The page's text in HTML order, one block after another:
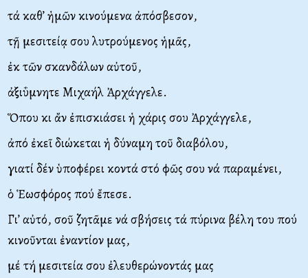
τά καθ’ ἡμῶν κινούμενα ἀπόσβεσον,
τῇ μεσιτείᾳ σου λυτρούμενος ἡμᾶς,
ἐκ τῶν σκανδάλων αὐτοῦ,
ἀξιΰμνητε Μιχαήλ Ἀρχάγγελε.
Ὅπου κι ἄν ἐπισκιάσει ἡ χάρις σου Ἀρχάγγελε,
ἀπό ἐκεῖ διώκεται ἡ δύναμη τοῦ διαβόλου,
γιατί δέν ὑποφέρει κοντά στό φῶς σου νά παραμένει,
ὁ Ἑωσφόρος πού ἔπεσε.
Γι’ αὐτό, σοῦ ζητᾶμε νά σβήσεις τά πύρινα βέλη του πού
κινοῦνται ἐναντίον μας,
μέ τή μεσιτεία σου ἐλευθερώνοντάς μας